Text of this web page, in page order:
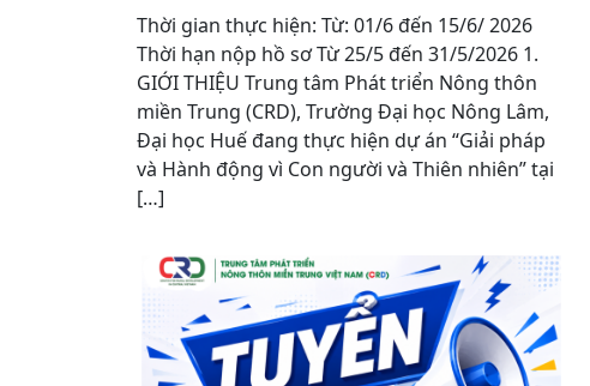
Thời gian thực hiện: Từ: 01/6 đến 15/6/ 2026
Thời hạn nộp hồ sơ Từ 25/5 đến 31/5/2026 1.
GIỚI THIỆU Trung tâm Phát triển Nông thôn
miền Trung (CRD), Trường Đại học Nông Lâm,
Đại học Huế đang thực hiện dự án “Giải pháp
và Hành động vì Con người và Thiên nhiên” tại
[…]